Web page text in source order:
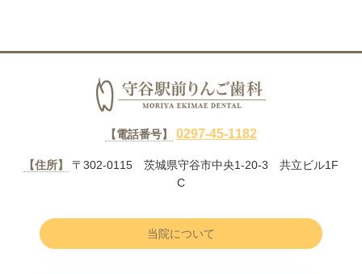
【電話番号】 0297-45-1182
【住所】
〒302-0115 茨城県守谷市中央1-20-3 共立ビル1F
C
当院について